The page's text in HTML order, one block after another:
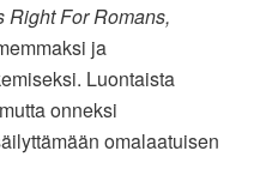
Right For Romans,
ja
Luontaista
onneksi
omalaatuisen